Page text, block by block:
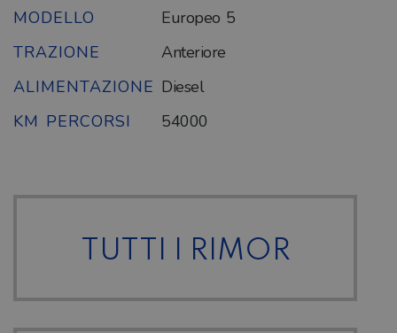
MODELLO
Europeo 5
TRAZIONE
Anteriore
ALIMENTAZIONE Diesel
KM PERCORSI
54000
TUTTI I RIMOR